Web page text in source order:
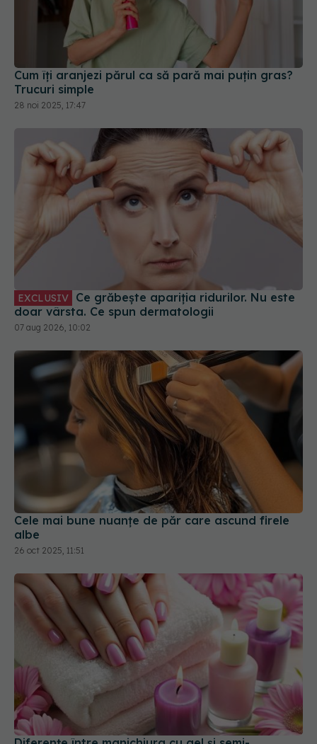
Cum îți aranjezi părul ca să pară mai puțin gras?
Trucuri simple
28 noi 2025, 17:47
EXCLUSIV
doar vârsta. Ce spun dermatologii
07 aug 2026, 10:02
Cele mai bune nuanțe de păr care ascund firele
Diferențe între manichiura cu gel și semi-
permanentă
28 mar 2026, 11:03